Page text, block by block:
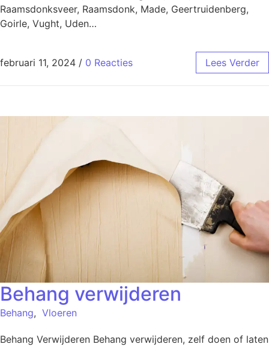
Raamsdonksveer, Raamsdonk, Made, Geertruidenberg,
Goirle, Vught, Uden…
februari 11, 2024 / 0 Reacties Lees Verder
Behang verwijderen
Behang, Vloeren
Behang Verwijderen Behang verwijderen, zelf doen of laten